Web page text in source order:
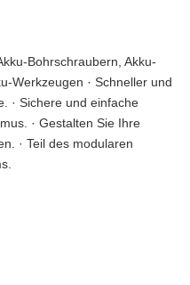
Bohrschraubern, Akku-
Werkzeugen · Schneller und
· Sichere und einfache
· Gestalten Sie Ihre
· Teil des modularen